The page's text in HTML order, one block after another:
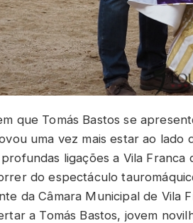
que Tomás Bastos se
uma vez mais estar ao lado
ligações a Vila Franca
do espectáculo
da Câmara Municipal de Vila
a Tomás Bastos, jovem